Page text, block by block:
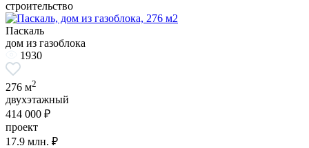
строительство
Паскаль
дом из газоблока
1930
276 м2
двухэтажный
414 000 ₽
проект
17.9 млн. ₽